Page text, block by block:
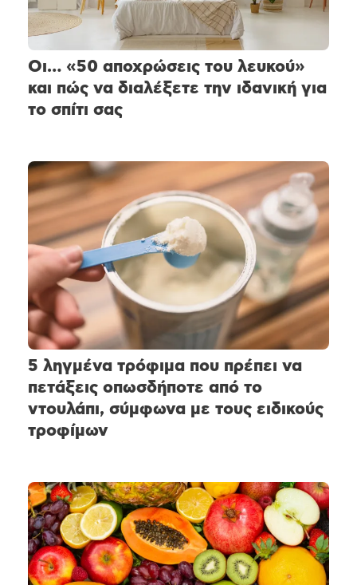
Οι… «50 αποχρώσεις του λευκού»
και πώς να διαλέξετε την ιδανική για
το σπίτι σας
5 ληγμένα τρόφιμα που πρέπει να
πετάξεις οπωσδήποτε από το
ντουλάπι, σύμφωνα με τους ειδικούς
τροφίμων